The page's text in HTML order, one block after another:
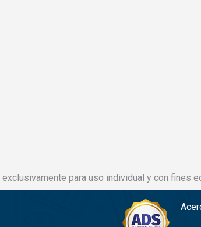
para uso individual y con fines